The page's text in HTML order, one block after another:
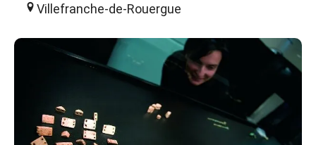
Villefranche-de-Rouergue